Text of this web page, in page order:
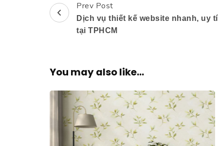
Post
Navigation
Prev Post
Dịch vụ thiết kế website nhanh, uy
tại TPHCM
You may also like...